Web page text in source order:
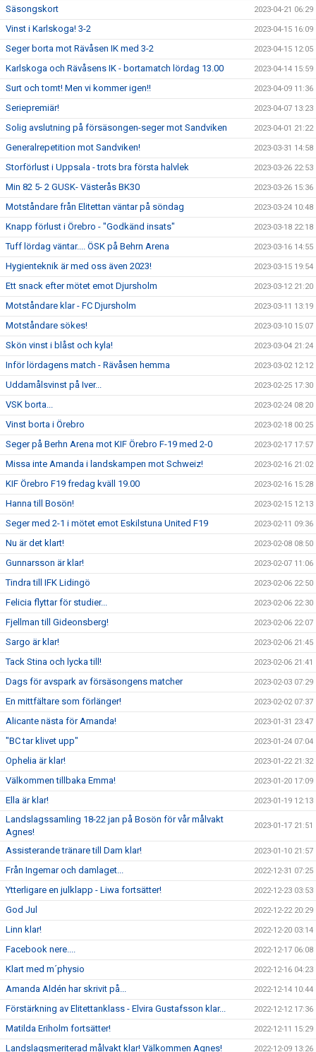
Säsongskort 2023-04-21 06:29
Vinst i Karlskoga! 3-2 2023-04-15 16:09
Seger borta mot Rävåsen IK med 3-2 2023-04-15 12:05
Karlskoga och Rävåsens IK - bortamatch lördag 13.00 2023-04-14 15:59
Surt och tomt! Men vi kommer igen!! 2023-04-09 11:36
Seriepremiär! 2023-04-07 13:23
Solig avslutning på försäsongen-seger mot Sandviken 2023-04-01 21:22
Generalrepetition mot Sandviken! 2023-03-31 14:58
Storförlust i Uppsala - trots bra första halvlek 2023-03-26 22:53
Min 82 5- 2 GUSK- Västerås BK30 2023-03-26 15:36
Motståndare från Elitettan väntar på söndag 2023-03-24 10:48
Knapp förlust i Örebro - "Godkänd insats" 2023-03-18 22:18
Tuff lördag väntar.... ÖSK på Behrn Arena 2023-03-16 14:55
Hygienteknik är med oss även 2023! 2023-03-15 19:54
Ett snack efter mötet emot Djursholm 2023-03-12 21:20
Motståndare klar - FC Djursholm 2023-03-11 13:19
Motståndare sökes! 2023-03-10 15:07
Skön vinst i blåst och kyla! 2023-03-04 21:24
Inför lördagens match - Rävåsen hemma 2023-03-02 12:12
Uddamålsvinst på Iver... 2023-02-25 17:30
VSK borta... 2023-02-24 08:20
Vinst borta i Örebro 2023-02-18 00:25
Seger på Berhn Arena mot KIF Örebro F-19 med 2-0 2023-02-17 17:57
Missa inte Amanda i landskampen mot Schweiz! 2023-02-16 21:02
KIF Örebro F19 fredag kväll 19.00 2023-02-16 15:28
Hanna till Bosön! 2023-02-15 12:13
Seger med 2-1 i mötet emot Eskilstuna United F19 2023-02-11 09:36
Nu är det klart! 2023-02-08 08:50
Gunnarsson är klar! 2023-02-07 11:06
Tindra till IFK Lidingö 2023-02-06 22:50
Felicia flyttar för studier... 2023-02-06 22:30
Fjellman till Gideonsberg! 2023-02-06 22:07
Sargo är klar! 2023-02-06 21:45
Tack Stina och lycka till! 2023-02-06 21:41
Dags för avspark av försäsongens matcher 2023-02-03 07:29
En mittfältare som förlänger! 2023-02-02 07:37
Alicante nästa för Amanda! 2023-01-31 23:47
"BC tar klivet upp" 2023-01-24 07:04
Ophelia är klar! 2023-01-22 21:32
Välkommen tillbaka Emma! 2023-01-20 17:09
Ella är klar! 2023-01-19 12:13
Landslagssamling 18-22 jan på Bosön för vår målvakt
Agnes!
2023-01-17 21:51
Assisterande tränare till Dam klar! 2023-01-10 21:57
Från Ingemar och damlaget... 2022-12-31 07:25
Ytterligare en julklapp - Liwa fortsätter! 2022-12-23 03:53
God Jul 2022-12-22 20:29
Linn klar! 2022-12-20 03:14
Facebook nere.... 2022-12-17 06:08
Klart med m´physio 2022-12-16 04:23
Amanda Aldén har skrivit på... 2022-12-14 10:44
Förstärkning av Elitettanklass - Elvira Gustafsson klar... 2022-12-12 17:36
Matilda Eriholm fortsätter! 2022-12-11 15:29
Landslagsmeriterad målvakt klar! Välkommen Agnes! 2022-12-09 13:26